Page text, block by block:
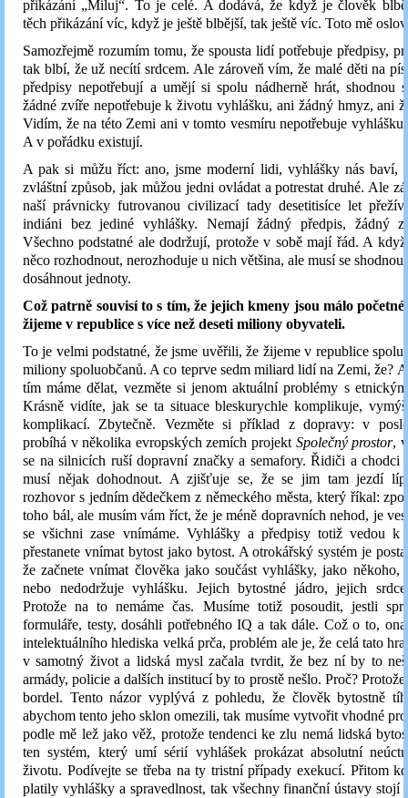
přikázání „Miluj“. To je celé. A dodává, že když je člověk
těch přikázání víc, když je ještě blbější, tak ještě víc. Toto mě
Samozřejmě rozumím tomu, že spousta lidí potřebuje předpisy,
tak blbí, že už necítí srdcem. Ale zároveň vím, že malé děti na
předpisy nepotřebují a umějí si spolu nádherně hrát, shodnou
žádné zvíře nepotřebuje k životu vyhlášku, ani žádný hmyz, ani
Vidím, že na této Zemi ani v tomto vesmíru nepotřebuje
A v pořádku existují.
A pak si můžu říct: ano, jsme moderní lidi, vyhlášky nás baví,
zvláštní způsob, jak můžou jedni ovládat a potrestat druhé. Ale
naší právnicky futrovanou civilizací tady desetitisíce let
indiáni bez jediné vyhlášky. Nemají žádný předpis, žádný
Všechno podstatné ale dodržují, protože v sobě mají řád. A
něco rozhodnout, nerozhoduje u nich většina, ale musí se
dosáhnout jednoty.
Což patrně souvisí to s tím, že jejich kmeny jsou málo
žijeme v republice s více než deseti miliony obyvateli.
To je velmi podstatné, že jsme uvěřili, že žijeme v republice spolu
miliony spoluobčanů. A co teprve sedm miliard lidí na Zemi, že?
tím máme dělat, vezměte si jenom aktuální problémy s
Krásně vidíte, jak se ta situace bleskurychle komplikuje,
komplikací. Zbytečně. Vezměte si příklad z dopravy: v
probíhá v několika evropských zemích projekt Společný prostor,
se na silnicích ruší dopravní značky a semafory. Řidiči a chodci
musí nějak dohodnout. A zjišťuje se, že se jim tam jezdí
rozhovor s jedním dědečkem z německého města, který říkal:
toho bál, ale musím vám říct, že je méně dopravních nehod, je
se všichni zase vnímáme. Vyhlášky a předpisy totiž vedou
přestanete vnímat bytost jako bytost. A otrokářský systém je
že začnete vnímat člověka jako součást vyhlášky, jako někoho,
nebo nedodržuje vyhlášku. Jejich bytostné jádro, jejich
Protože na to nemáme čas. Musíme totiž posoudit, jestli
formuláře, testy, dosáhli potřebného IQ a tak dále. Což o to,
intelektuálního hlediska velká prča, problém ale je, že celá tato
v samotný život a lidská mysl začala tvrdit, že bez ní by to
armády, policie a dalších institucí by to prostě nešlo. Proč?
bordel. Tento názor vyplývá z pohledu, že člověk bytostně
abychom tento jeho sklon omezili, tak musíme vytvořit vhodné
podle mě lež jako věž, protože tendenci ke zlu nemá lidská
ten systém, který umí sérií vyhlášek prokázat absolutní
životu. Podívejte se třeba na ty tristní případy exekucí. Přitom
platily vyhlášky a spravedlnost, tak všechny finanční ústavy stojí